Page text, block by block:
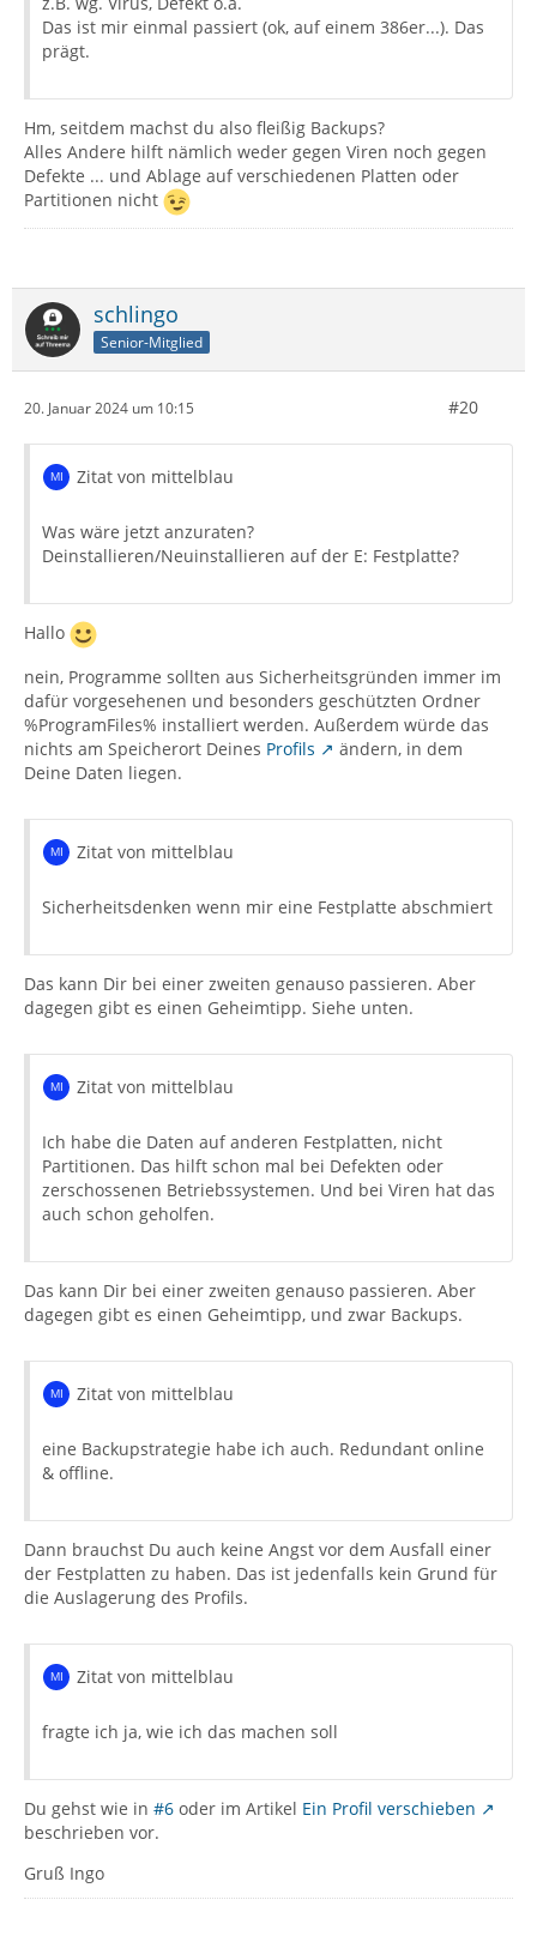
Das ist mir einmal passiert (ok, auf einem 386er...). Das
prägt.
Hm, seitdem machst du also fleißig Backups?
Alles Andere hilft nämlich weder gegen Viren noch gegen
Defekte ... und Ablage auf verschiedenen Platten oder
Partitionen nicht
schlingo
Senior-Mitglied
20. Januar 2024 um 10:15 #20
Zitat von mittelblau
Was wäre jetzt anzuraten?
Deinstallieren/Neuinstallieren auf der E: Festplatte?
Hallo
nein, Programme sollten aus Sicherheitsgründen immer im
dafür vorgesehenen und besonders geschützten Ordner
%ProgramFiles% installiert werden. Außerdem würde das
nichts am Speicherort Deines Profils
ändern, in dem
Deine Daten liegen.
Zitat von mittelblau
Sicherheitsdenken wenn mir eine Festplatte abschmiert
Das kann Dir bei einer zweiten genauso passieren. Aber
dagegen gibt es einen Geheimtipp. Siehe unten.
Zitat von mittelblau
Ich habe die Daten auf anderen Festplatten, nicht
Partitionen. Das hilft schon mal bei Defekten oder
zerschossenen Betriebssystemen. Und bei Viren hat das
auch schon geholfen.
Das kann Dir bei einer zweiten genauso passieren. Aber
dagegen gibt es einen Geheimtipp, und zwar Backups.
Zitat von mittelblau
eine Backupstrategie habe ich auch. Redundant online
& offline.
Dann brauchst Du auch keine Angst vor dem Ausfall einer
der Festplatten zu haben. Das ist jedenfalls kein Grund für
die Auslagerung des Profils.
Zitat von mittelblau
fragte ich ja, wie ich das machen soll
Du gehst wie in #6 oder im Artikel Ein Profil verschieben
beschrieben vor.
Gruß Ingo